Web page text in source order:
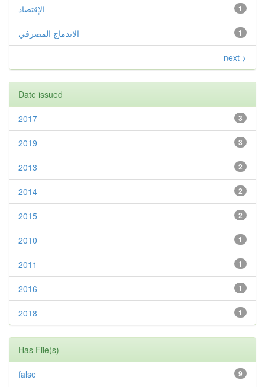
1 الإقتصاد
1 الاندماج المصرفي
next >
Date issued
3
2017
3
2019
2
2013
2
2014
2
2015
1
2010
1
2011
1
2016
1
2018
Has File(s)
9
false